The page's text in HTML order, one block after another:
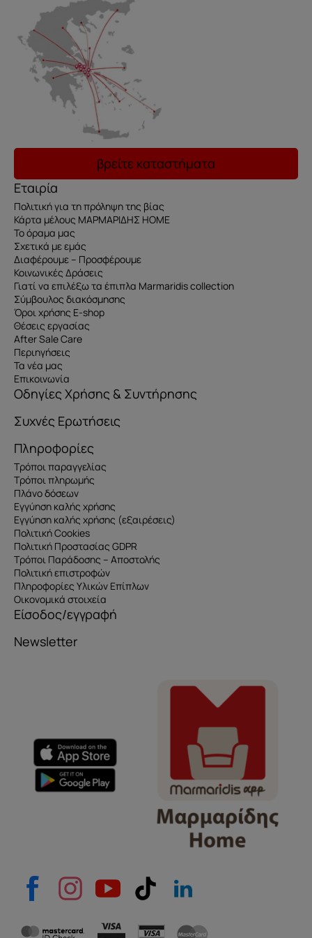
e-mail
Το μήνυμά σας
βρείτε καταστήματα
Εταιρία
Πολιτική για τη πρόληψη της βίας
Κάρτα μέλους ΜΑΡΜΑΡΙΔΗΣ HOME
Το όραμα μας
Σχετικά με εμάς
Διαφέρουμε – Προσφέρουμε
Κοινωνικές Δράσεις
Γιατί να επιλέξω τα έπιπλα Marmaridis collection
Σύμβουλος διακόσμησης
Όροι χρήσης E-shop
Θέσεις εργασίας
After Sale Care
Περιηγήσεις
Τα νέα μας
Επικοινωνία
Οδηγίες Χρήσης & Συντήρησης
Συχνές Ερωτήσεις
Πληροφορίες
Τρόποι παραγγελίας
Τρόποι πληρωμής
Πλάνο δόσεων
Εγγύηση καλής χρήσης
Εγγύηση καλής χρήσης (εξαιρέσεις)
Πολιτική Cookies
Πολιτική Προστασίας GDPR
Τρόποι Παράδοσης – Αποστολής
Πολιτική επιστροφών
Πληροφορίες Υλικών Επίπλων
Οικονομικά στοιχεία
Είσοδος/εγγραφή
Newsletter